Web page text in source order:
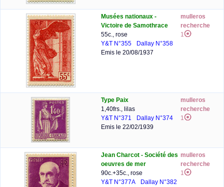
Musées nationaux -
Victoire de Samothrace
55c., rose
Y&T N°355
Dallay N°358
Emis le 20/08/1937
mulleros
recherche
1
Type Paix
1,40frs., lilas
Y&T N°371
Dallay N°374
Emis le 22/02/1939
mulleros
recherche
1
Jean Charcot - Société des
oeuvres de mer
90c.+35c., rose
Y&T N°377A
Dallay N°382
mulleros
recherche
1